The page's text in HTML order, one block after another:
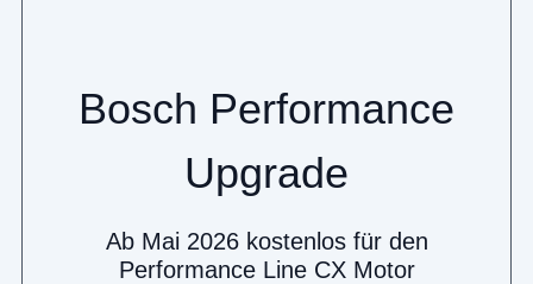
Bosch Performance
Upgrade
Ab Mai 2026 kostenlos für den
Performance Line CX Motor